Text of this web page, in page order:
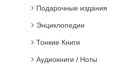
Подарочные издания
Энциклопедии
Тонкие Книги
Аудиокниги / Ноты